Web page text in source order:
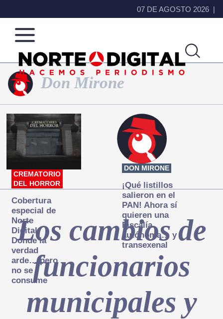
07 DE AGOSTO 2026
Norte
de
Ciudad
Juárez
Más
que
noticias,
hacemos periodismo
Don Mirone
CREMATORIO
DEL HORROR
Cobertura
especial de
Norte
Digital:
Donde la
verdad
arde… pero
no se
consume
DON MIRONE
¡Qué listillos
salieron en el
PAN! Ahora sí
quieren una
Fiscalía
autónoma… y
transexenal
Los cambios de
funcionarios
municipales y